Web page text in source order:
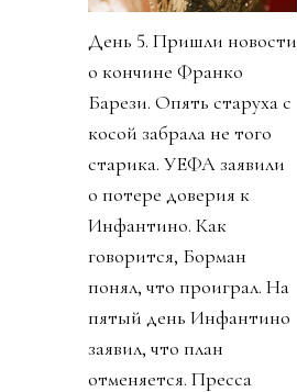
День 5. Пришли новости
о кончине Франко
Барези. Опять старуха с
косой забрала не того
старика. УЕФА заявили
о потере доверия к
Инфантино. Как
говорится, Борман
понял, что проиграл. На
пятый день Инфантино
заявил, что план
отменяется. Пресса